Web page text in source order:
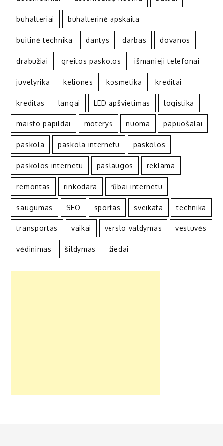
buhalteriai buhalterinė apskaita
buitinė technika dantys darbas dovanos
drabužiai greitos paskolos išmanieji telefonai
juvelyrika keliones kosmetika kreditai
kreditas langai LED apšvietimas logistika
maisto papildai moterys nuoma papuošalai
paskola paskola internetu paskolos
paskolos internetu paslaugos reklama
remontas rinkodara rūbai internetu
saugumas SEO sportas sveikata technika
transportas vaikai verslo valdymas vestuvės
vėdinimas šildymas žiedai